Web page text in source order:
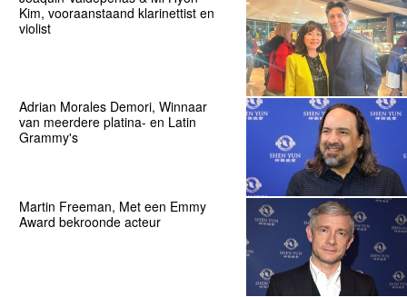
Kim, vooraanstaand klarinettist en
violist
Adrian Morales Demori, Winnaar
van meerdere platina- en Latin
Grammy's
Martin Freeman, Met een Emmy
Award bekroonde acteur